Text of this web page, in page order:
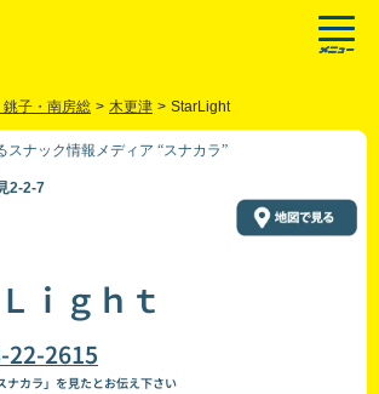
銚子・南房総 > 木更津 > StarLight
スナック情報メディア “スナカラ”
2-2-7
ｉｇｈｔ
22-2615
ナカラ」を見たとお伝え下さい